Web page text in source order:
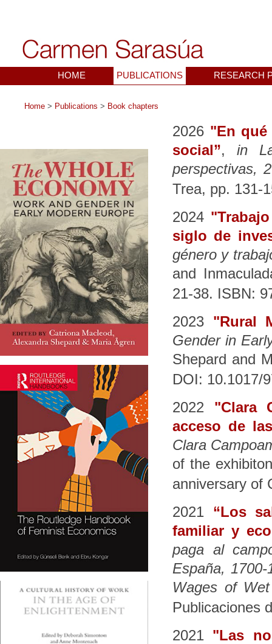
HOME PUBLICATIONS RESEARCH
Home > Publications > Book chapters
2026 "En
social”,in
perspectivas,
Trea, pp. 131-
2024
siglo de
género y
and
21-38. ISBN:
2023 "Rural
Gender in
Shepard and
DOI: 10.1017/
2022 "Clara
acceso de
Clara
of the
anniversary of
2021 “Los
familiar y
paga al
España,
Wages of
Publicaciones
2021 "Las